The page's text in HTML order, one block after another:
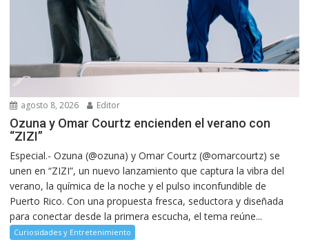
agosto 8, 2026 Editor
Ozuna y Omar Courtz encienden el verano con
“ZIZI”
Especial.- Ozuna (@ozuna) y Omar Courtz (@omarcourtz) se
unen en “ZIZI”, un nuevo lanzamiento que captura la vibra del
verano, la química de la noche y el pulso inconfundible de
Puerto Rico. Con una propuesta fresca, seductora y diseñada
para conectar desde la primera escucha, el tema reúne...
Curiosidades y Entretenimiento